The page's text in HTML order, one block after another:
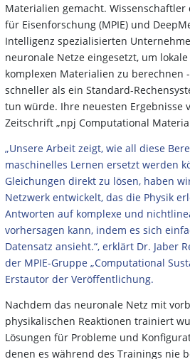
Materialien gemacht. Wissenschaftler
für Eisenforschung (MPIE) und
Intelligenz spezialisierten
neuronale Netze eingesetzt, um
komplexen Materialien zu berechnen
schneller als ein Standard-
tun würde. Ihre neuesten Ergebnisse
Zeitschrift „npj Computational
„Unsere Arbeit zeigt, wie all diese
maschinelles Lernen ersetzt werden
Gleichungen direkt zu lösen, haben
Netzwerk entwickelt, das die Physik
Antworten auf komplexe und
vorhersagen kann, indem es sich
Datensatz ansieht.“, erklärt Dr. Jaber
der MPIE-Gruppe „Computational
Erstautor der Veröffentlichung.
Nachdem das neuronale Netz mit
physikalischen Reaktionen trainiert
Lösungen für Probleme und
denen es während des Trainings nie